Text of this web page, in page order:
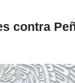
contra